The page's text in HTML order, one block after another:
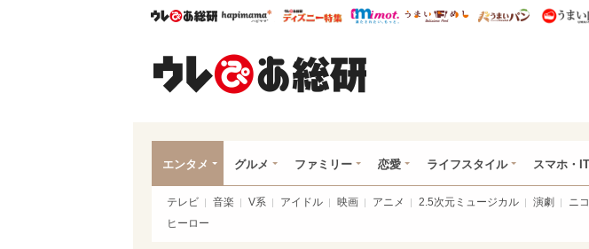
ウレぴあ総研ハピママ* ウレぴあ総研 ディズニー特集
mimot. うまいめし うまい
エンタメ グルメ ファミリー 恋愛 ライフスタイル スマホ・IT
テレビ 音楽 V系 アイドル 映画 アニメ 2.5次元ミュージカル 演劇 ニ
ヒーロー